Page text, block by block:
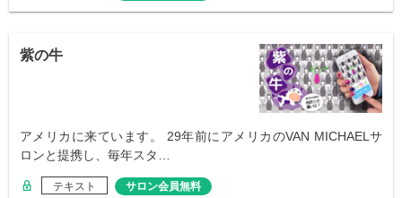
紫の牛
アメリカに来ています。 29年前にアメリカのVAN MICHAELサ
ロンと提携し、毎年スタ…
テキスト サロン会員無料